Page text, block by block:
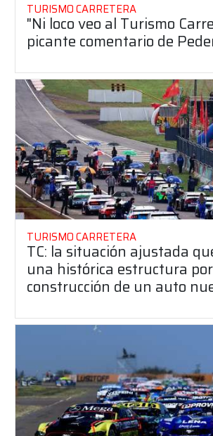
TURISMO CARRETERA
"Ni loco veo al Turismo
picante comentario de
TURISMO CARRETERA
TC: la situación ajustada
una histórica estructura
construcción de un auto